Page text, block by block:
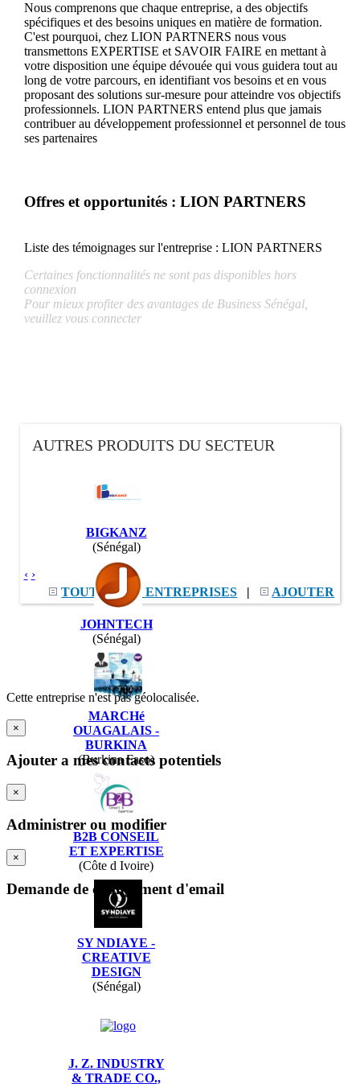
Nous comprenons que chaque entreprise, a des objectifs
spécifiques et des besoins uniques en matière de formation.
C'est pourquoi, chez LION PARTNERS nous vous
transmettons EXPERTISE et SAVOIR FAIRE en mettant à
votre disposition une équipe dévouée qui vous guidera tout au
long de votre parcours, en identifiant vos besoins et en vous
proposant des solutions sur-mesure pour atteindre vos objectifs
professionnels. LION PARTNERS entend plus que jamais
contribuer au développement professionnel et personnel de tous
ses partenaires
Offres et opportunités : LION PARTNERS
Liste des témoignages sur l'entreprise : LION PARTNERS
Certaines fonctionnalités ne sont pas disponibles hors
connexion
Pour mieux profiter des avantages de Business Sénégal,
veuillez vous connecter
AUTRES PRODUITS DU SECTEUR
BIGKANZ
(Sénégal)
JOHNTECH
(Sénégal)
MARCHé
OUAGALAIS -
BURKINA
(Burkina Faso)
B2B CONSEIL
ET EXPERTISE
(Côte d Ivoire)
SY NDIAYE -
CREATIVE
DESIGN
(Sénégal)
J. Z. INDUSTRY
& TRADE CO.,
TOUTES LES ENTREPRISES | AJOUTER
‹ ›
Cette entreprise n'est pas géolocalisée.
×
Ajouter a mes contacts potentiels
×
Administrer ou modifier
×
Demande de changement d'email